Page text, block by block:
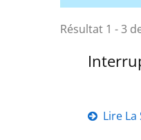
Résultat 1 - 3
Lire La